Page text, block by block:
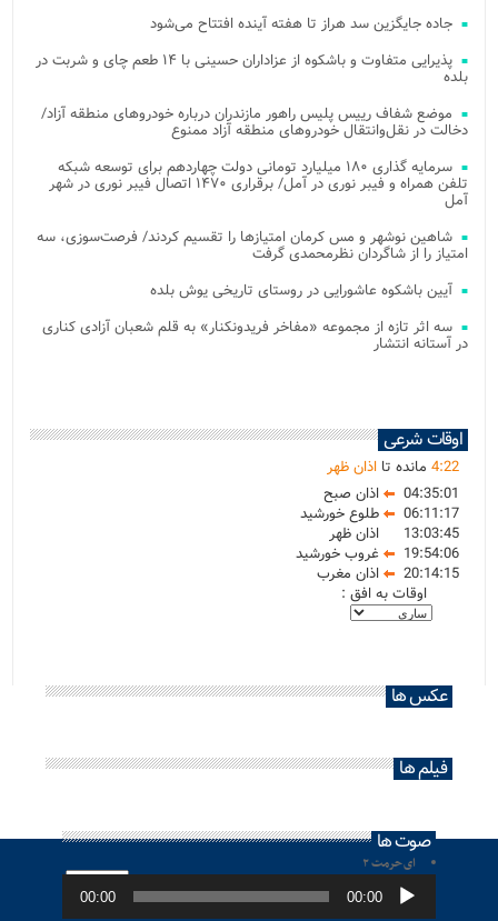
جاده جایگزین سد هراز تا هفته آینده افتتاح می‌شود
پذیرایی متفاوت و باشکوه از عزاداران حسینی با ۱۴ طعم چای و شربت در
بلده
موضع شفاف رییس پلیس راهور مازندران درباره خودروهای منطقه آزاد/
دخالت در نقل‌وانتقال خودروهای منطقه آزاد ممنوع
سرمایه گذاری ۱۸۰ میلیارد تومانی دولت چهاردهم برای توسعه شبکه
تلفن همراه و فیبر نوری در آمل/ برقراری ۱۴۷۰ اتصال فیبر نوری در شهر
آمل
شاهین نوشهر و مس کرمان امتیازها را تقسیم کردند/ فرصت‌سوزی، سه
امتیاز را از شاگردان نظرمحمدی گرفت
آیین باشکوه عاشورایی در روستای تاریخی یوش بلده
سه اثر تازه از مجموعه «مفاخر فریدونکنار» به قلم شعبان آزادی کناری
در آستانه انتشار
اوقات شرعی
4:22 مانده تااذان ظهر
04:35:01
اذان صبح
06:11:17
طلوع خورشید
13:03:45
اذان ظهر
19:54:06
غروب خورشید
20:14:15
اذان مغرب
اوقات به افق :
عکس ها
فیلم ها
صوت ها
ای حرمت ۲
پخش‌کننده
صوت 00:00
00:00